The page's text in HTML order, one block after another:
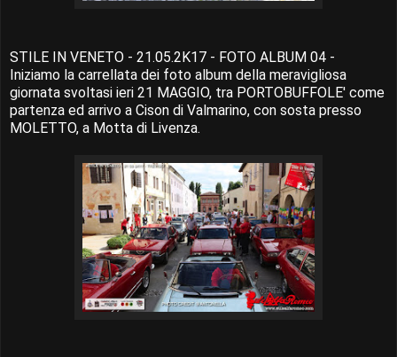
STILE IN VENETO - 21.05.2K17 - FOTO ALBUM 04 -
Iniziamo la carrellata dei foto album della meravigliosa
giornata svoltasi ieri 21 MAGGIO, tra PORTOBUFFOLE' come
partenza ed arrivo a Cison di Valmarino, con sosta presso
MOLETTO, a Motta di Livenza.